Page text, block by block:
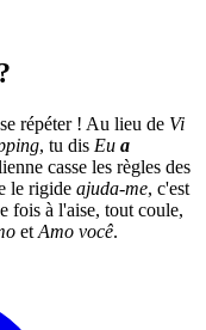
répéter ! Au lieu de Vi
, tu dis Eu a
casse les règles des
le rigide ajuda-me, c'est
fois à l'aise, tout coule,
et Amo você.